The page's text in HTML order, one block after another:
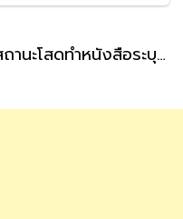
ประกันสังคม แนะผู้ประกันตนที่สถานะโสดทำหนังสือระบุผู้รับเงินสงเคราะห์ กรณีตายล่วงหน้า